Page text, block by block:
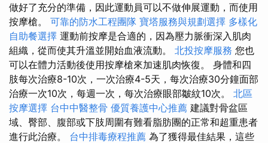
做好了充分的準備，因此運動員可以不做伸展運動，而使用
按摩槍。 可靠的防水工程團隊 寶塔服務與規劃選擇 多樣化
自助餐選擇 運動前按摩是合適的，因為壓力脈衝深入肌肉
組織，從而使其升溫並開始血液流動。 北投按摩服務 您也
可以在體力活動後使用按摩槍來加速肌肉恢復。 身體和四
肢每次治療8-10次，一次治療4-5天，每次治療30分鐘面部
治療一次10次，每週一次，每次治療眼部皺紋10次。 北區
按摩選擇 台中中醫整骨 優質養護中心推薦 建議對骨盆區
域、臀部、腹部或下肢周圍有難看脂肪團的正常和超重患者
進行此治療。 台中排毒療程推薦 為了獲得最佳結果，這些